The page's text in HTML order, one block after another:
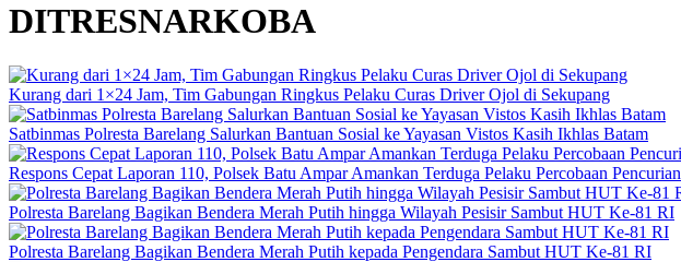
DITRESNARKOBA
Kurang dari 1×24 Jam, Tim Gabungan Ringkus Pelaku Curas Driver Ojol di Sekupang
Satbinmas Polresta Barelang Salurkan Bantuan Sosial ke Yayasan Vistos Kasih Ikhlas Batam
Respons Cepat Laporan 110, Polsek Batu Ampar Amankan Terduga Pelaku Percobaan Pencurian
Polresta Barelang Bagikan Bendera Merah Putih hingga Wilayah Pesisir Sambut HUT Ke-81 RI
Polresta Barelang Bagikan Bendera Merah Putih kepada Pengendara Sambut HUT Ke-81 RI